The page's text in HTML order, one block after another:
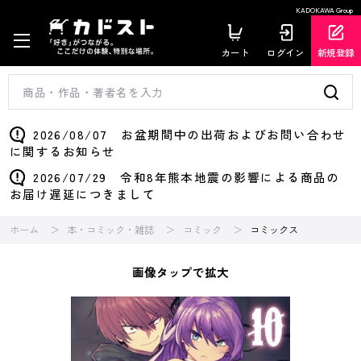
KADOKAWA Group
カート ログイン 新規登録
2026/08/07 お盆期間中の出荷およびお問い合わせ
に関するお知らせ
2026/07/29 令和8年熊本地震の影響による商品の
お届け遅延につきまして
ホーム 本・コミック・雑誌 コミック コミックス
画像タップで拡大